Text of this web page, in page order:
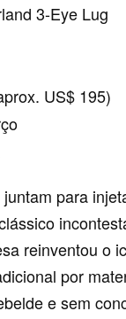
3-Eye Lug
US$ 195)
para
reinventou o
por
e sem